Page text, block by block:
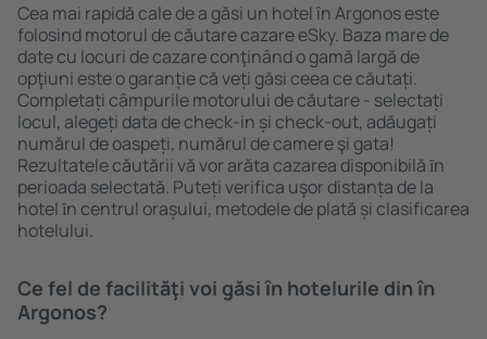
Cea mai rapidă cale de a găsi un hotel în Argonos este
folosind motorul de căutare cazare eSky. Baza mare de
date cu locuri de cazare conţinând o gamă largă de
opţiuni este o garanție că veți găsi ceea ce căutați.
Completați câmpurile motorului de căutare - selectați
locul, alegeți data de check-in și check-out, adăugați
numărul de oaspeți, numărul de camere şi gata!
Rezultatele căutării vă vor arăta cazarea disponibilă ȋn
perioada selectată. Puteți verifica uşor distanța de la
hotel ȋn centrul orașului, metodele de plată și clasificarea
hotelului.
Ce fel de facilităţi voi găsi ȋn hotelurile din în
Argonos?